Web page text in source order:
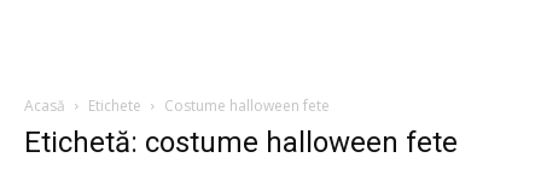
Acasă Etichete Costume halloween fete
Etichetă: costume halloween fete